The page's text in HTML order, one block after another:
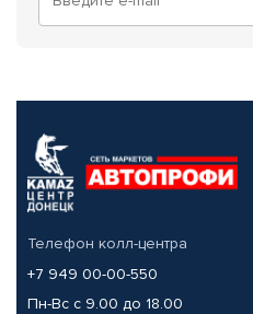
Телефон колл-центра
+7 949 00-00-550
Пн-Вс с 9.00 до 18.00